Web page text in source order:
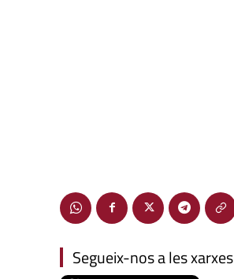
Segueix-nos a les xarxes